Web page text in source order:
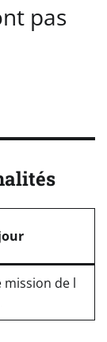
pas
mission de l